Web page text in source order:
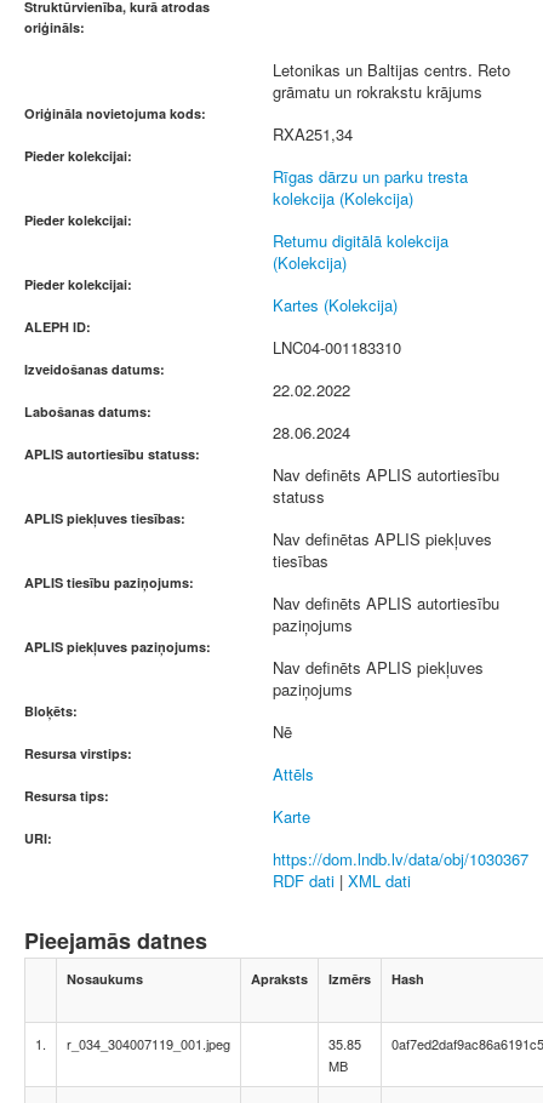
Struktūrvienība, kurā atrodas
oriģināls:
Letonikas un Baltijas centrs. Reto
grāmatu un rokrakstu krājums
Oriģināla novietojuma kods:
RXA251,34
Pieder kolekcijai:
Rīgas dārzu un parku tresta
kolekcija (Kolekcija)
Pieder kolekcijai:
Retumu digitālā kolekcija
(Kolekcija)
Pieder kolekcijai:
Kartes (Kolekcija)
ALEPH ID:
LNC04-001183310
Izveidošanas datums:
22.02.2022
Labošanas datums:
28.06.2024
APLIS autortiesību statuss:
Nav definēts APLIS autortiesību
statuss
APLIS piekļuves tiesības:
Nav definētas APLIS piekļuves
tiesības
APLIS tiesību paziņojums:
Nav definēts APLIS autortiesību
paziņojums
APLIS piekļuves paziņojums:
Nav definēts APLIS piekļuves
paziņojums
Bloķēts:
Nē
Resursa virstips:
Attēls
Resursa tips:
Karte
URI:
https://dom.lndb.lv/data/obj/1030367
RDF dati | XML dati
Pieejamās datnes
Nosaukums Apraksts Izmērs Hash
1. r_034_304007119_001.jpeg
35.85
MB